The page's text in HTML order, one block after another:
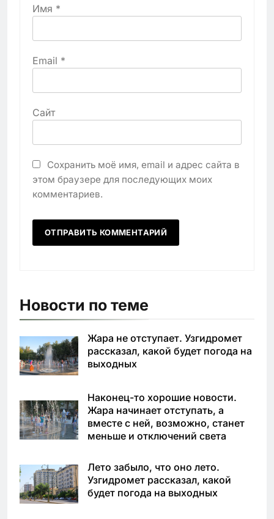
Имя *
Email *
Сайт
Сохранить моё имя, email и адрес сайта в
этом браузере для последующих моих
комментариев.
Новости по теме
Жара не отступает. Узгидромет
рассказал, какой будет погода на
выходных
Наконец-то хорошие новости.
Жара начинает отступать, а
вместе с ней, возможно, станет
меньше и отключений света
Лето забыло, что оно лето.
Узгидромет рассказал, какой
будет погода на выходных